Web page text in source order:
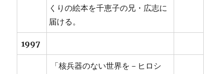
くりの絵本を千恵子の兄・広志に
届ける。
1997
「核兵器のない世界を－ヒロシ